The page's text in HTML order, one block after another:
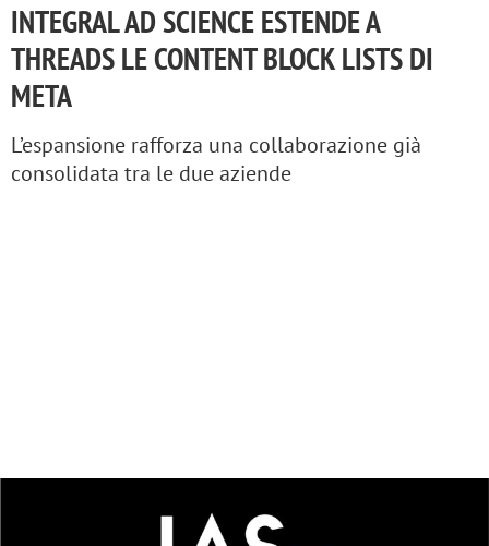
INTEGRAL AD SCIENCE ESTENDE A
THREADS LE CONTENT BLOCK LISTS DI
META
L’espansione rafforza una collaborazione già
consolidata tra le due aziende